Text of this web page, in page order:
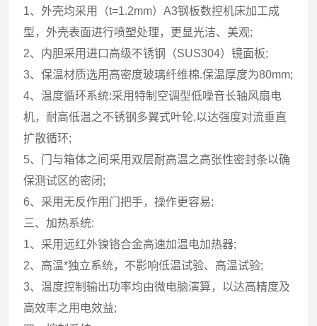
1、外壳均采用（t=1.2mm）A3钢板数控机床加工成
型，外壳表面进行喷塑处理，更显光洁、美观;
2、内胆采用进口高级不锈钢（SUS304）镜面板;
3、保温材质选用高密度玻璃纤维棉.保温厚度为80mm;
4、温度循环系统:采用特制空调型低噪音长轴风扇电
机，耐高低温之不锈钢多翼式叶轮,以达强度对流垂直
扩散循环;
5、门与箱体之间采用双层耐高温之高张性密封条以确
保测试区的密闭;
6、采用无反作用门把手，操作更容易;
三、加热系统:
1、采用远红外镍铬合金高速加温电加热器;
2、高温*独立系统，不影响低温试验、高温试验;
3、温度控制输出功率均由微电脑演算，以达高精度及
高效率之用电效益;